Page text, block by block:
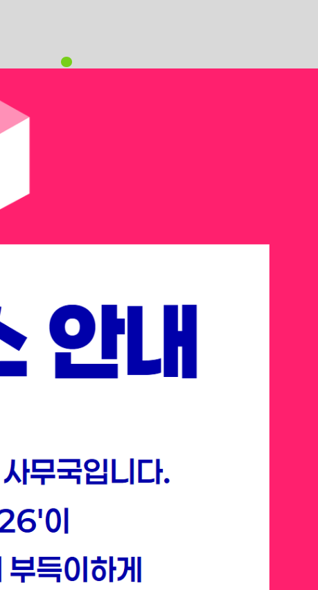
바꾸는 ’MOVING’의 해입니다.
크 리더들이 주목하는 다음 승부처
에서 각광받을 확실한 미래를
선점하세요.